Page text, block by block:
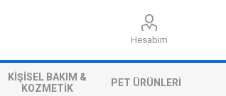
Hesabım
KIŞISEL BAKIM &
KOZMETIK
PET ÜRÜNLERI